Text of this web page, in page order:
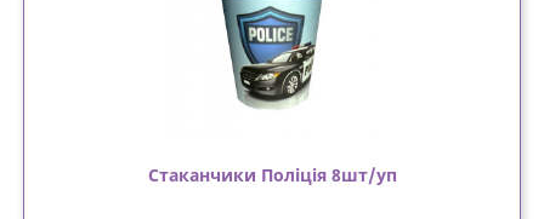
Стаканчики Поліція 8шт/уп